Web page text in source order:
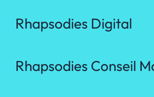
Rhapsodies Digital
Rhapsodies Conseil